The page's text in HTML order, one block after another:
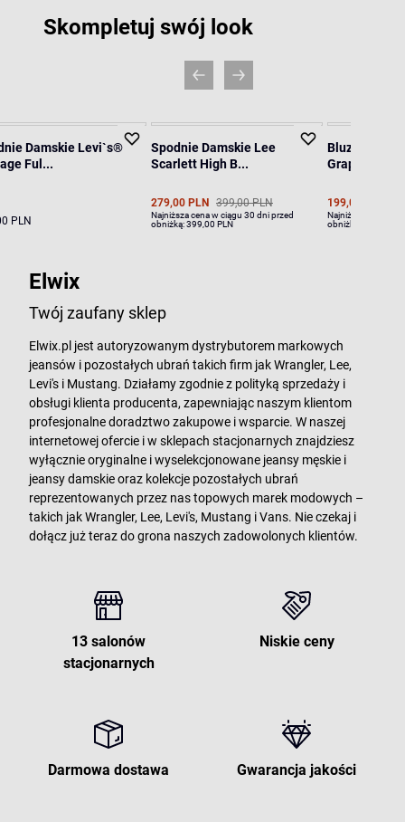
Skompletuj swój look
Damskie Levi`s®
Ful...
PLN
Spodnie Damskie Lee
Scarlett High B...
279,00 PLN 399,00 PLN
Najniższa cena w ciągu 30 dni przed
obniżką:399,00 PLN
Bluza
Graphic Cr...
199,00 PLN
Najniższa cena w
obniżką:
Elwix
Twój zaufany sklep
Elwix.pl jest autoryzowanym dystrybutorem markowych
jeansów i pozostałych ubrań takich firm jak Wrangler, Lee,
Levi's i Mustang. Działamy zgodnie z polityką sprzedaży i
obsługi klienta producenta, zapewniając naszym klientom
profesjonalne doradztwo zakupowe i wsparcie. W naszej
internetowej ofercie i w sklepach stacjonarnych znajdziesz
wyłącznie oryginalne i wyselekcjonowane jeansy męskie i
jeansy damskie oraz kolekcje pozostałych ubrań
reprezentowanych przez nas topowych marek modowych –
takich jak Wrangler, Lee, Levi's, Mustang i Vans. Nie czekaj i
dołącz już teraz do grona naszych zadowolonych klientów.
13 salonów
stacjonarnych
Niskie ceny
Darmowa dostawa Gwarancja jakości